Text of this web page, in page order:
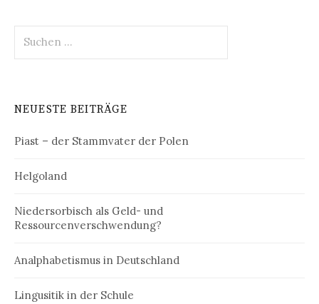
nach:
NEUESTE BEITRÄGE
Piast – der Stammvater der Polen
Helgoland
Niedersorbisch als Geld- und
Ressourcenverschwendung?
Analphabetismus in Deutschland
Lingusitik in der Schule